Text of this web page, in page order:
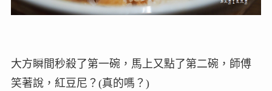
大方瞬間秒殺了第一碗，馬上又點了第二碗，師傅
笑著說，紅豆尼？(真的嗎？)